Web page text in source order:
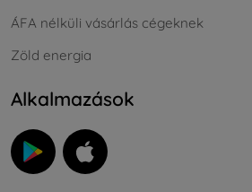
ÁFA nélküli vásárlás cégeknek
Zöld energia
Alkalmazások